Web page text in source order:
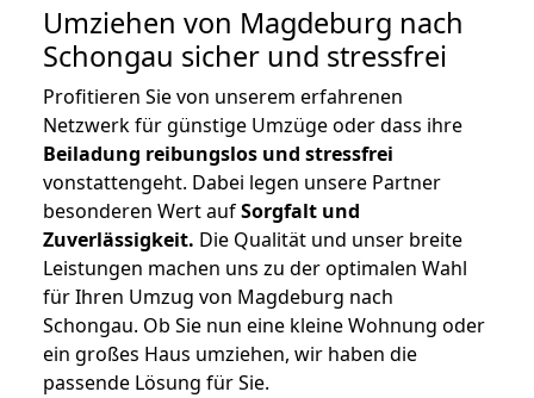
Umziehen von Magdeburg nach
Schongau sicher und stressfrei
Profitieren Sie von unserem erfahrenen
Netzwerk für günstige Umzüge oder dass ihre
Beiladung reibungslos und stressfrei
vonstattengeht. Dabei legen unsere Partner
besonderen Wert aufSorgfalt und
Zuverlässigkeit. Die Qualität und unser breite
Leistungen machen uns zu der optimalen Wahl
für Ihren Umzug von Magdeburg nach
Schongau. Ob Sie nun eine kleine Wohnung oder
ein großes Haus umziehen, wir haben die
passende Lösung für Sie.